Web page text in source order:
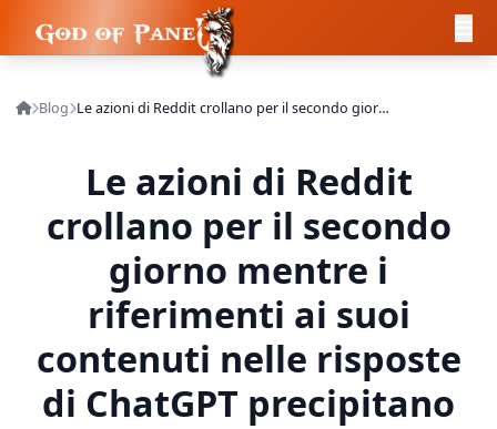
Blog Le azioni di Reddit crollano per il secondo giorno mentre i riferimenti ai suoi contenuti nelle risposte di ChatGPT precipitano
Le azioni di Reddit
crollano per il secondo
giorno mentre i
riferimenti ai suoi
contenuti nelle risposte
di ChatGPT precipitano